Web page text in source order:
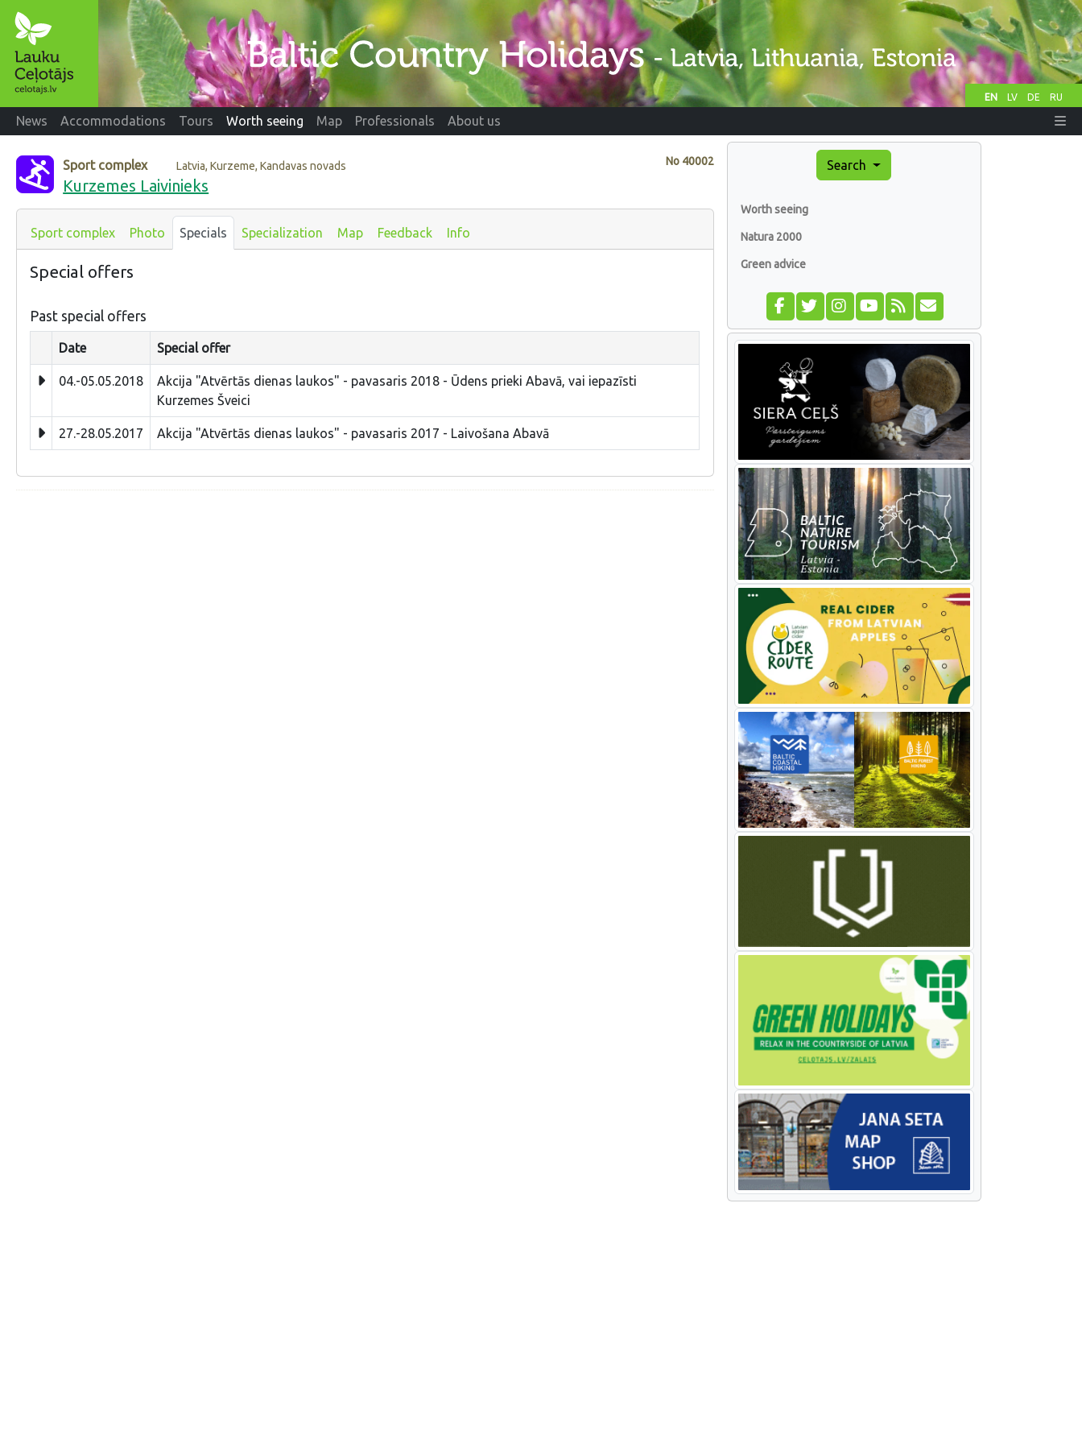
EN LV DE RU
News Accommodations Tours Worth seeing Map Professionals About us
No 40002
Sport complex Latvia, Kurzeme, Kandavas novads
Kurzemes Laivinieks
Sport complex Photo Specials Specialization Map Feedback Info
Special offers
Past special offers
Date Special offer
04.-05.05.2018
Akcija "Atvērtās dienas laukos" - pavasaris 2018 - Ūdens prieki Abavā, vai iepazīsti
Kurzemes Šveici
27.-28.05.2017 Akcija "Atvērtās dienas laukos" - pavasaris 2017 - Laivošana Abavā
Search
Worth seeing
Natura 2000
Green advice